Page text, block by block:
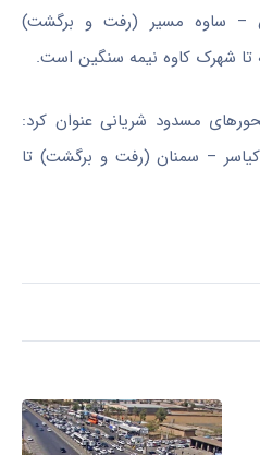
– ساوه مسیر (رفت و برگشت)
شهرک کاوه نیمه سنگین است.
مسدود شریانی عنوان کرد:
– سمنان (رفت و برگشت) تا